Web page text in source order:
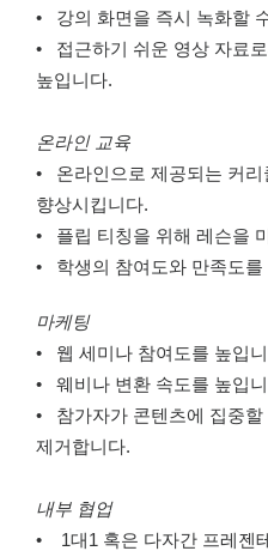
• 강의 화면을 즉시 녹화할
• 접근하기 쉬운 영상 자료
높입니다.
온라인 교육
• 온라인으로 제공되는 커리
향상시킵니다.
• 플립 티칭을 위해 레슨을
• 학생의 참여도와 만족도를
마케팅
• 웹 세미나 참여도를 높입
• 웨비나 변환 속도를 높입
• 참가자가 콘텐츠에 집중
제거합니다.
내부 협업
• 1대1 혹은 다자간 프레젠